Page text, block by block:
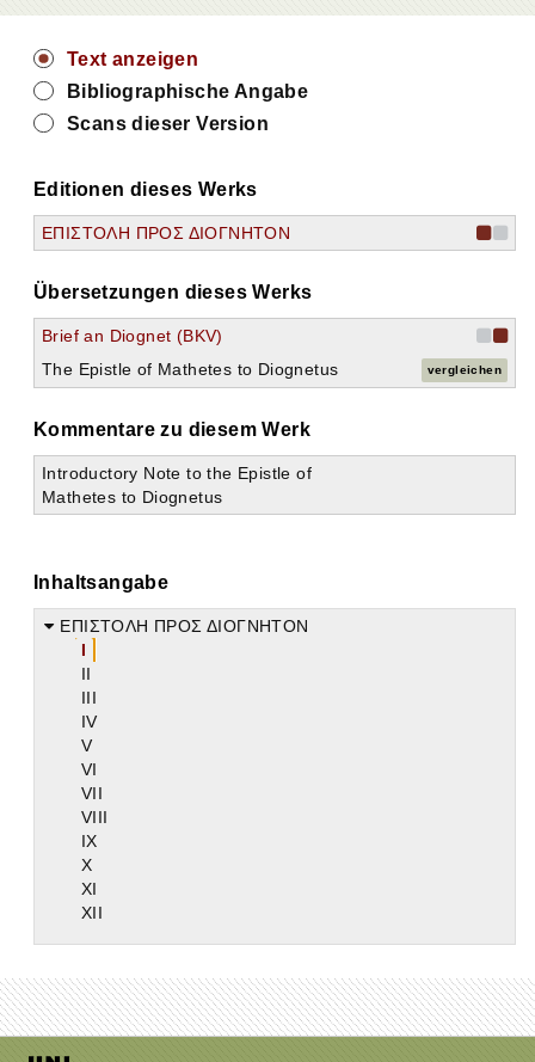
Text anzeigen
Bibliographische Angabe
Scans dieser Version
Editionen dieses Werks
ΕΠΙΣΤΟΛΗ ΠΡΟΣ ΔΙΟΓΝΗΤΟΝ
Übersetzungen dieses Werks
Brief an Diognet (BKV)
The Epistle of Mathetes to Diognetus
vergleichen
Kommentare zu diesem Werk
Introductory Note to the Epistle of
Mathetes to Diognetus
Inhaltsangabe
ΕΠΙΣΤΟΛΗ ΠΡΟΣ ΔΙΟΓΝΗΤΟΝ
I
II
III
IV
V
VI
VII
VIII
IX
X
XI
XII